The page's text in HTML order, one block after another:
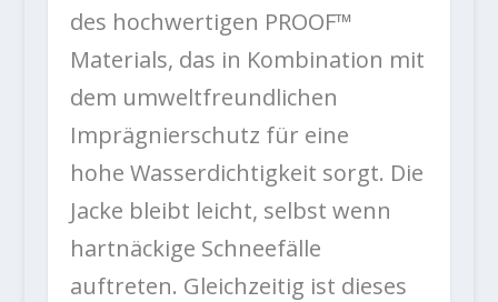
des hochwertigen PROOF™
Materials, das in Kombination mit
dem umweltfreundlichen
Imprägnierschutz für eine
hohe Wasserdichtigkeit sorgt. Die
Jacke bleibt leicht, selbst wenn
hartnäckige Schneefälle
auftreten. Gleichzeitig ist dieses